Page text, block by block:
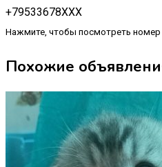
+79533678XXX
Нажмите, чтобы посмотреть номер
Похожие